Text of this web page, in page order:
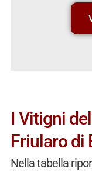
I Vitigni
Friularo di
Nella tabella